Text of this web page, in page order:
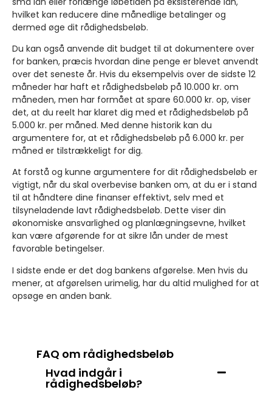
hvilket kan reducere dine månedlige betalinger og
dermed øge dit rådighedsbeløb.
Du kan også anvende dit budget til at dokumentere over
for banken, præcis hvordan dine penge er blevet anvendt
over det seneste år. Hvis du eksempelvis over de sidste 12
måneder har haft et rådighedsbeløb på 10.000 kr. om
måneden, men har formået at spare 60.000 kr. op, viser
det, at du reelt har klaret dig med et rådighedsbeløb på
5.000 kr. per måned. Med denne historik kan du
argumentere for, at et rådighedsbeløb på 6.000 kr. per
måned er tilstrækkeligt for dig.
At forstå og kunne argumentere for dit rådighedsbeløb er
vigtigt, når du skal overbevise banken om, at du er i stand
til at håndtere dine finanser effektivt, selv med et
tilsyneladende lavt rådighedsbeløb. Dette viser din
økonomiske ansvarlighed og planlægningsevne, hvilket
kan være afgørende for at sikre lån under de mest
favorable betingelser.
I sidste ende er det dog bankens afgørelse. Men hvis du
mener, at afgørelsen urimelig, har du altid mulighed for at
opsøge en anden bank.
FAQ om rådighedsbeløb
Hvad indgår i
rådighedsbeløb?